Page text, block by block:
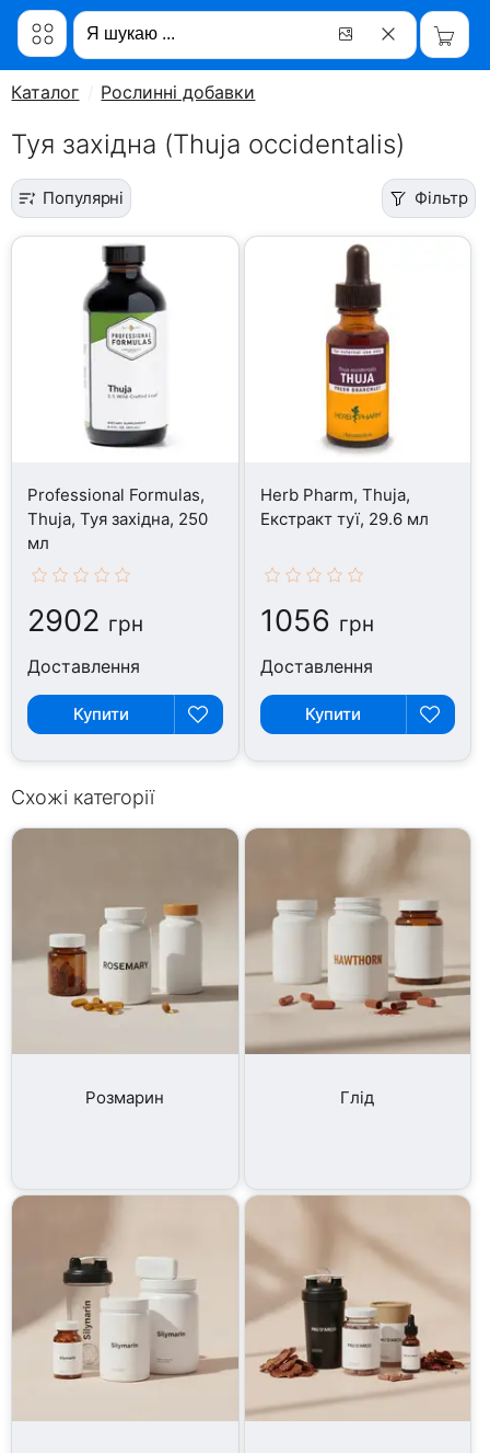
Каталог Рослинні добавки
Туя західна (Thuja occidentalis)
Популярні Фільтр
Professional Formulas,
Thuja, Туя західна, 250
мл
2902 грн
Доставлення
Купити
Herb Pharm, Thuja,
Екстракт туї, 29.6 мл
1056 грн
Доставлення
Купити
Схожі категорії
Розмарин Глід